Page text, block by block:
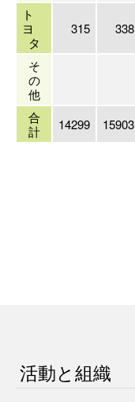
ト
ヨ
タ
315 338
そ
の
他
合
計
14299 15903
活動と組織